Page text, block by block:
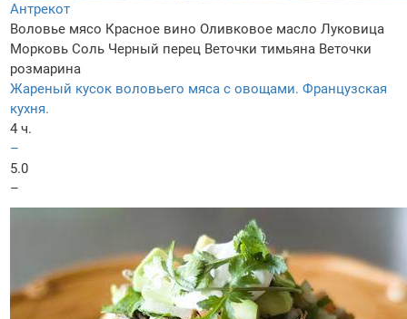
Антрекот
Воловье мясо Красное вино Оливковое масло Луковица
Морковь Соль Черный перец Веточки тимьяна Веточки
розмарина
Жареный кусок воловьего мяса с овощами. Французская
кухня.
4 ч.
–
5.0
–